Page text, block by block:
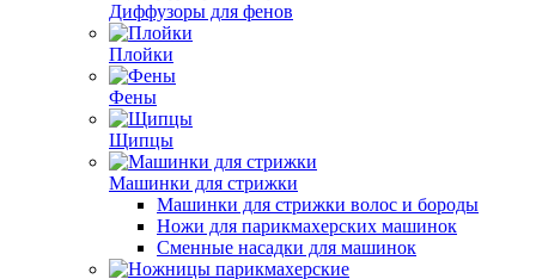
Диффузоры для фенов
Плойки
Фены
Щипцы
Машинки для стрижки
Машинки для стрижки волос и бороды
Ножи для парикмахерских машинок
Сменные насадки для машинок